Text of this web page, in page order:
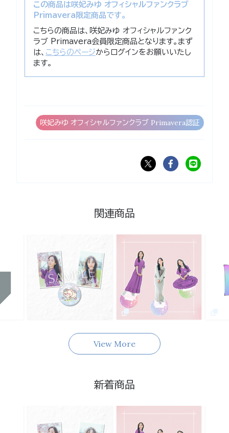
この商品は咲妃みゆ オフィシャルファンクラブ
Primavera限定商品です。
こちらの商品は、咲妃みゆ オフィシャルファンク
ラブ Primavera会員限定商品となります。まず
は、 こちらのページからログインをお願いいたし
ます。
咲妃みゆ オフィシャルファンクラブ Primavera認証
関連商品
View More
新着商品